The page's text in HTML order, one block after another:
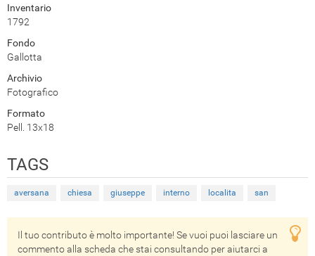
Inventario
1792
Fondo
Gallotta
Archivio
Fotografico
Formato
Pell. 13x18
TAGS
aversana chiesa giuseppe interno localita san
Il tuo contributo è molto importante! Se vuoi puoi lasciare un
commento alla scheda che stai consultando per aiutarci a